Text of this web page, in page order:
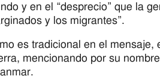
y en el “desprecio” que la
y los migrantes”.
es tradicional en el mensaje,
mencionando por su